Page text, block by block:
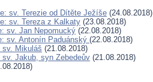
sv. Terezie od Dítěte Ježíše (24.08.2018)
sv. Tereza z Kalkaty (23.08.2018)
sv. Jan Nepomucký (22.08.2018)
sv. Antonín Paduánský (22.08.2018)
sv. Mikuláš (21.08.2018)
Jakub, syn Zebedeův (21.08.2018)